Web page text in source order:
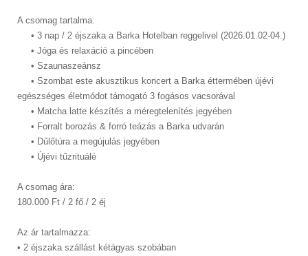
A csomag tartalma:
• 3 nap / 2 éjszaka a Barka Hotelban reggelivel (2026.01.02-04.)
• Jóga és relaxáció a pincében
• Szaunaszeánsz
• Szombat este akusztikus koncert a Barka éttermében újévi
egészséges életmódot támogató 3 fogásos vacsorával
• Matcha latte készítés a méregtelenítés jegyében
• Forralt borozás & forró teázás a Barka udvarán
• Dűlőtúra a megújulás jegyében
• Újévi tűzrituálé
A csomag ára:
180.000 Ft / 2 fő / 2 éj
Az ár tartalmazza:
• 2 éjszaka szállást kétágyas szobában